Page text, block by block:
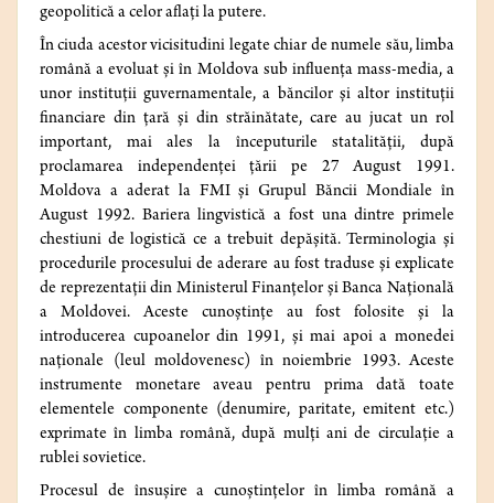
geopolitică a celor aflați la putere.
În ciuda acestor vicisitudini legate chiar de numele său, limba
română a evoluat și în Moldova sub influenţa mass-media, a
unor instituții guvernamentale, a băncilor și altor instituții
financiare din țară și din străinătate, care au jucat un rol
important, mai ales la începuturile statalității, după
proclamarea independenței țării pe 27 August 1991.
Moldova a aderat la FMI și Grupul Băncii Mondiale în
August 1992. Bariera lingvistică a fost una dintre primele
chestiuni de logistică ce a trebuit depășită. Terminologia și
procedurile procesului de aderare au fost traduse și explicate
de reprezentații din Ministerul Finanțelor și Banca Națională
a Moldovei. Aceste cunoștințe au fost folosite și la
introducerea cupoanelor din 1991, și mai apoi a monedei
naționale (leul moldovenesc) în noiembrie 1993. Aceste
instrumente monetare aveau pentru prima dată toate
elementele componente (denumire, paritate, emitent etc.)
exprimate în limba română, după mulți ani de circulație a
rublei sovietice.
Procesul de însuşire a cunoștințelor în limba română a